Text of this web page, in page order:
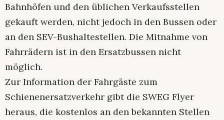
Bahnhöfen und den üblichen Verkaufsstellen
gekauft werden, nicht jedoch in den Bussen oder
an den SEV-Bushaltestellen. Die Mitnahme von
Fahrrädern ist in den Ersatzbussen nicht
möglich.
Zur Information der Fahrgäste zum
Schienenersatzverkehr gibt die SWEG Flyer
heraus, die kostenlos an den bekannten Stellen